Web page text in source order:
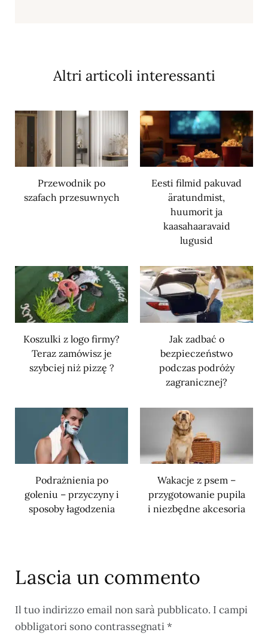
Altri articoli interessanti
Przewodnik po
szafach przesuwnych
Eesti filmid pakuvad
äratundmist,
huumorit ja
kaasahaaravaid
lugusid
Koszulki z logo firmy?
Teraz zamówisz je
szybciej niż pizzę ?
Jak zadbać o
bezpieczeństwo
podczas podróży
zagranicznej?
Podrażnienia po
goleniu – przyczyny i
sposoby łagodzenia
Wakacje z psem –
przygotowanie pupila
i niezbędne akcesoria
Lascia un commento
Il tuo indirizzo email non sarà pubblicato. I campi
obbligatori sono contrassegnati*